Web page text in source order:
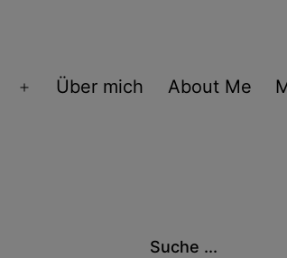
Menü
Über mich About Me
Suche ...